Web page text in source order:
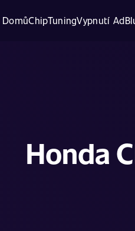
DomůChipTuningVypnutí
Honda